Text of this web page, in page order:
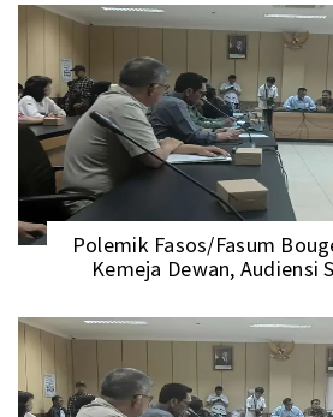
Polemik Fasos/Fasum
Kemeja Dewan, Audiensi